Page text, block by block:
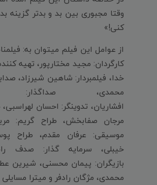
وقتا مجبوری بین بد و بدتر گزینه
کنی!»
از عوامل این فیلم میتوان به:
کارگردان: مجید مختارپور، تهیه
خدا، فیلمبردار: شاهین شیرزاد،
محمدی، صداگذار:
افشاریان، تدوینگر: احسان
مرجان صفابخش، طراح گریم:
موسیقی: عرفان مقدم، طراح
خیبلی، سرمایه گذار: صدف
بازیگران: پیمان محسنی، شیرین
محمدی، مژگان رادفر و میترا مسایلی